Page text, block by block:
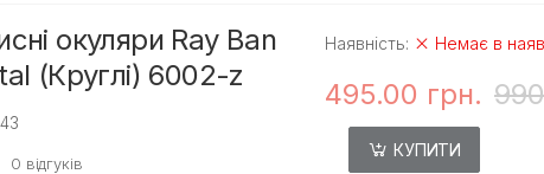
окуляри Ray Ban
(Круглі) 6002-z
0 відгуків
Наявність: Немає в
495.00 грн.
КУПИТИ